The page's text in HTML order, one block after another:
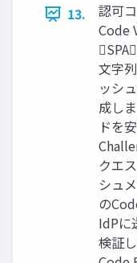
13.
認可
Code
文字
ッシ
成し
ドを
クエ
シュ
の
IdPに
検証